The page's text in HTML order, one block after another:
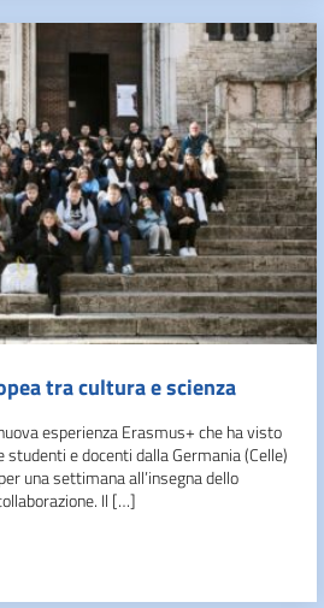
tra cultura e scienza
esperienza Erasmus+ che ha visto
e docenti dalla Germania (Celle)
una settimana all’insegna dello
Il […]